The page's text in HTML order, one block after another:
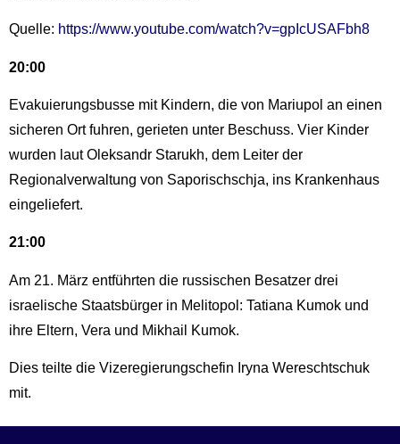
Quelle: https://www.youtube.com/watch?v=gpIcUSAFbh8
20:00
Evakuierungsbusse mit Kindern, die von Mariupol an einen
sicheren Ort fuhren, gerieten unter Beschuss. Vier Kinder
wurden laut Oleksandr Starukh, dem Leiter der
Regionalverwaltung von Saporischschja, ins Krankenhaus
eingeliefert.
21:00
Am 21. März entführten die russischen Besatzer drei
israelische Staatsbürger in Melitopol: Tatiana Kumok und
ihre Eltern, Vera und Mikhail Kumok.
Dies teilte die Vizeregierungschefin Iryna Wereschtschuk
mit.